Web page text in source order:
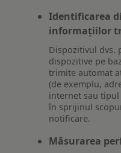
Identificarea
informațiilor
Dispozitivul dvs.
dispozitive pe
trimite automat
(de exemplu,
internet sau
în sprijinul
notificare.
Măsurarea